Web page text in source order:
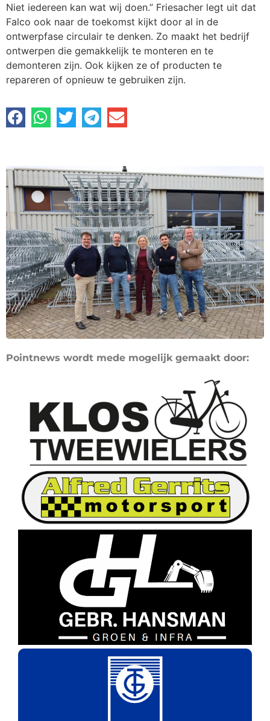
Niet iedereen kan wat wij doen.” Friesacher legt uit dat
Falco ook naar de toekomst kijkt door al in de
ontwerpfase circulair te denken. Zo maakt het bedrijf
ontwerpen die gemakkelijk te monteren en te
demonteren zijn. Ook kijken ze of producten te
repareren of opnieuw te gebruiken zijn.
Pointnews wordt mede mogelijk gemaakt door: